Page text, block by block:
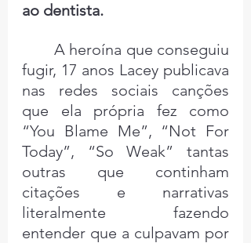
ao dentista.
fugir, 17 anos Lacey publicava
nas redes sociais canções
que ela própria fez como
“You Blame Me”, “Not For
Today”, “So Weak” tantas
outras que continham
citações e narrativas
literalmente fazendo
entender que a culpavam por